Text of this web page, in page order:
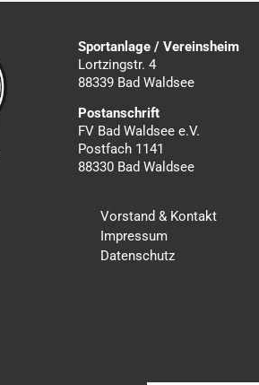
Sportanlage / Vereinsheim
Lortzingstr. 4
88339 Bad Waldsee
Postanschrift
FV Bad Waldsee e.V.
Postfach 1141
88330 Bad Waldsee
Vorstand & Kontakt
Impressum
Datenschutz